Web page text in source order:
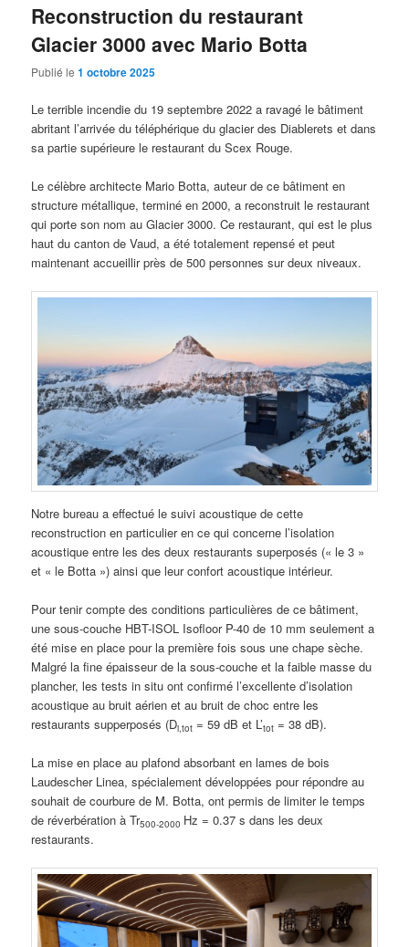
Reconstruction du restaurant
Glacier 3000 avec Mario Botta
Publié le1 octobre 2025
Le terrible incendie du 19 septembre 2022 a ravagé le bâtiment
abritant l’arrivée du téléphérique du glacier des Diablerets et dans
sa partie supérieure le restaurant du Scex Rouge.
Le célèbre architecte Mario Botta, auteur de ce bâtiment en
structure métallique, terminé en 2000, a reconstruit le restaurant
qui porte son nom au Glacier 3000. Ce restaurant, qui est le plus
haut du canton de Vaud, a été totalement repensé et peut
maintenant accueillir près de 500 personnes sur deux niveaux.
Notre bureau a effectué le suivi acoustique de cette
reconstruction en particulier en ce qui concerne l’isolation
acoustique entre les des deux restaurants superposés (« le 3 »
et « le Botta ») ainsi que leur confort acoustique intérieur.
Pour tenir compte des conditions particulières de ce bâtiment,
une sous-couche HBT-ISOL Isofloor P-40 de 10 mm seulement a
été mise en place pour la première fois sous une chape sèche.
Malgré la fine épaisseur de la sous-couche et la faible masse du
plancher, les tests in situ ont confirmé l’excellente d’isolation
acoustique au bruit aérien et au bruit de choc entre les
restaurants supperposés (Di,tot = 59 dB et L’tot = 38 dB).
La mise en place au plafond absorbant en lames de bois
Laudescher Linea, spécialement développées pour répondre au
souhait de courbure de M. Botta, ont permis de limiter le temps
de réverbération à Tr500-2000 Hz = 0.37 s dans les deux
restaurants.